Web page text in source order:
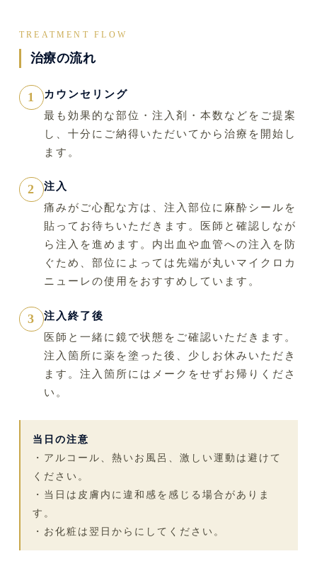
TREATMENT FLOW
治療の流れ
1
カウンセリング
最も効果的な部位・注入剤・本数などをご提案
し、十分にご納得いただいてから治療を開始し
ます。
2
注入
痛みがご心配な方は、注入部位に麻酔シールを
貼ってお待ちいただきます。医師と確認しなが
ら注入を進めます。内出血や血管への注入を防
ぐため、部位によっては先端が丸いマイクロカ
ニューレの使用をおすすめしています。
3
注入終了後
医師と一緒に鏡で状態をご確認いただきます。
注入箇所に薬を塗った後、少しお休みいただき
ます。注入箇所にはメークをせずお帰りくださ
い。
当日の注意
・アルコール、熱いお風呂、激しい運動は避けて
ください。
・当日は皮膚内に違和感を感じる場合がありま
す。
・お化粧は翌日からにしてください。